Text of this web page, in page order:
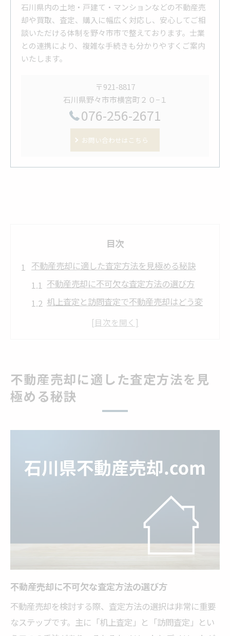
石川県内の土地・戸建て・マンションなどの不動産売
却や買取、査定、購入に幅広く対応し、安心してご相
談いただける体制を野々市市で整えております。士業
との連携により、複雑な手続きも分かりやすくご案内
いたします。
〒921-8817
石川県野々市市横宮町２０−１
076-256-2671
お問い合わせはこちら
目次
不動産売却に適した査定方法を見極める秘訣
不動産売却に不可欠な査定方法の選び方
机上査定と訪問査定で不動産売却はどう変
不動産売却を成功させるための査定比較法
机上査定の流れと注意点を詳しく解説
不動産売却で机上査定を選ぶ時の注意点
机上査定のメリットと不動産売却のコツ
不動産売却における机上査定の活用ポイン
訪問査定ならではのメリットを紹介
不動産売却で訪問査定を選ぶ理由と利点
は
訪問査定が不動産売却で信頼される理由
不動産売却に適した査定方法を見
極める秘訣
不動産売却に不可欠な査定方法の選び方
不動産売却を検討する際、査定方法の選択は非常に重要
なステップです。主に「机上査定」と「訪問査定」とい